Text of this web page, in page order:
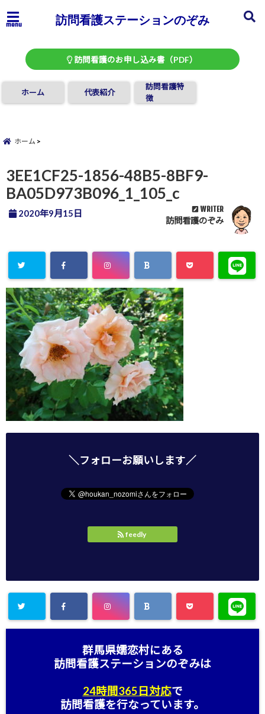
menu 訪問看護ステーションのぞみ
訪問看護のお申し込み書（PDF）
ホーム 代表紹介
訪問看護特
徴
ホーム
3EE1CF25-1856-48B5-8BF9-
BA05D973B096_1_105_c
2020年9月15日 WRITER
訪問看護のぞみ
＼フォローお願いします／
feedly
群馬県嬬恋村にある
訪問看護ステーションのぞみは
24時間365日対応で
訪問看護を行なっています。